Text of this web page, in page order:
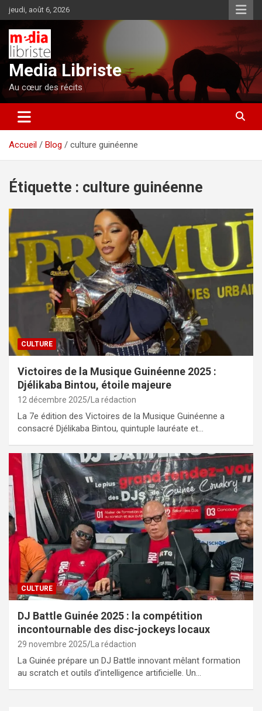
Aller
au
contenu
jeudi, août 6, 2026
Media Libriste
Au cœur des récits
Accueil Blog culture guinéenne
Étiquette : culture guinéenne
CULTURE
Victoires de la Musique Guinéenne 2025 :
Djélikaba Bintou, étoile majeure
12 décembre 2025 La rédaction
La 7e édition des Victoires de la Musique Guinéenne a
consacré Djélikaba Bintou, quintuple lauréate et…
CULTURE
DJ Battle Guinée 2025 : la compétition
incontournable des disc-jockeys locaux
29 novembre 2025 La rédaction
La Guinée prépare un DJ Battle innovant mêlant formation
au scratch et outils d'intelligence artificielle. Un…